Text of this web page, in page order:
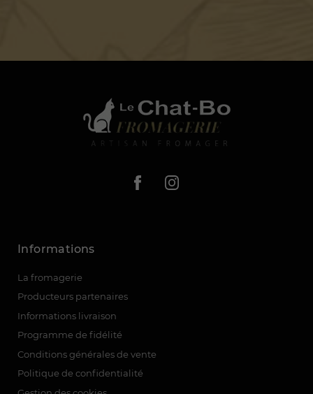
(1 avis)
Informations
La fromagerie
Producteurs partenaires
Informations livraison
Programme de fidélité
Conditions générales de vente
Politique de confidentialité